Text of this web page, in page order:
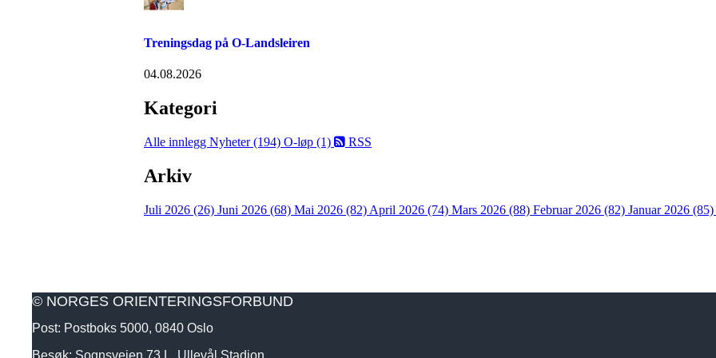
Treningsdag på O-Landsleiren
04.08.2026
Kategori
Alle innlegg Nyheter (194) O-løp (1) RSS
Arkiv
Juli 2026 (26) Juni 2026 (68) Mai 2026 (82) April 2026 (74) Mars 2026 (88) Februar 2026 (82) Januar 2026 (85)
© NORGES ORIENTERINGSFORBUND
Post: Postboks 5000, 0840 Oslo
Besøk: Sognsveien 73 L, Ullevål Stadion